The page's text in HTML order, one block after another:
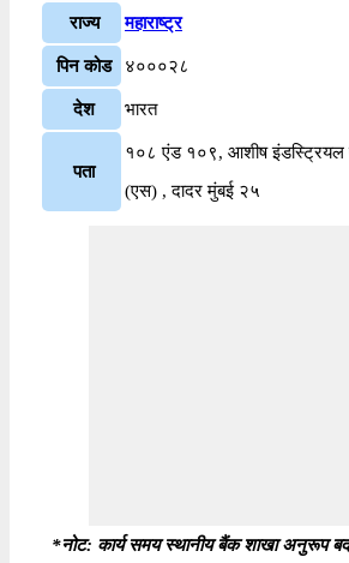
राज्य महाराष्ट्र
पिन कोड ४०००२८
देश भारत
पता
१०८ एंड १०९, आशीष इंडस्ट्रियल
(एस) , दादर मुंबई २५
*नोट: कार्य समय स्थानीय बैंक शाखा अनुरूप